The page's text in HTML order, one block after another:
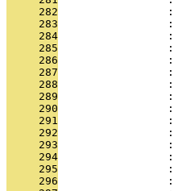
     282
     283
     284
     285
     286
     287
     288
     289
     290
     291
     292
     293
     294
     295
     296